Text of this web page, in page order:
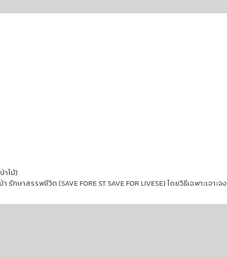
าไม้)
าสรรพชีวิต (SAVE FORE ST SAVE FOR LIVESE) โดยวิธีเฉพาะเจาะจง